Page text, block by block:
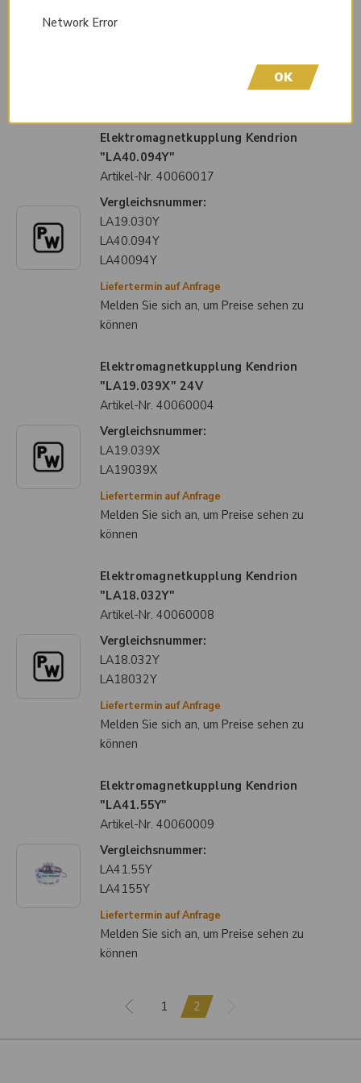
LA1703Y
Melden Sie sich an, um Preise sehen zu
Elektromagnetkupplung Kendrion
"LA40.094Y"
Artikel-Nr. 40060017
Vergleichsnummer:
LA19.030Y
LA40.094Y
LA40094Y
Liefertermin auf Anfrage
Melden Sie sich an, um Preise sehen zu
können
Elektromagnetkupplung Kendrion
"LA19.039X" 24V
Artikel-Nr. 40060004
Vergleichsnummer:
LA19.039X
LA19039X
Liefertermin auf Anfrage
Melden Sie sich an, um Preise sehen zu
können
Elektromagnetkupplung Kendrion
"LA18.032Y"
Artikel-Nr. 40060008
Vergleichsnummer:
LA18.032Y
LA18032Y
Liefertermin auf Anfrage
Melden Sie sich an, um Preise sehen zu
können
Elektromagnetkupplung Kendrion
"LA41.55Y"
Artikel-Nr. 40060009
Vergleichsnummer:
LA41.55Y
LA4155Y
Liefertermin auf Anfrage
Melden Sie sich an, um Preise sehen zu
können
1 2
Network Error
OK